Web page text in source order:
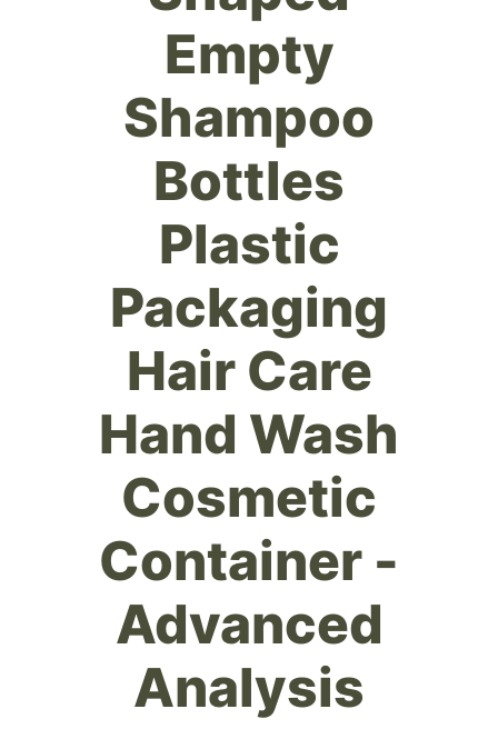
Empty
Shampoo
Bottles
Plastic
Packaging
Hair Care
Hand Wash
Cosmetic
Container -
Advanced
Analysis